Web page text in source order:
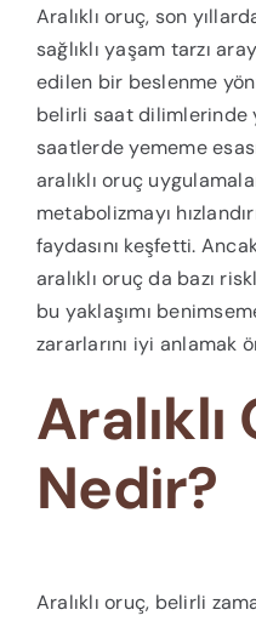
Aralıklı oruç, son
sağlıklı yaşam tarzı
edilen bir beslenme
belirli saat dilimlerinde
saatlerde yememe
aralıklı oruç
metabolizmayı
faydasını keşfetti.
aralıklı oruç da bazı
bu yaklaşımı
zararlarını iyi anlamak
Nedir?
Aralıklı oruç, belirli